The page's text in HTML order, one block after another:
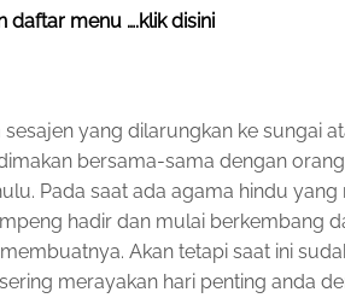
daftar menu ….klik disini
yang dilarungkan ke sungai
bersama-sama dengan
Pada saat ada agama hindu
hadir dan mulai berkembang
Akan tetapi saat ini
merayakan hari penting anda